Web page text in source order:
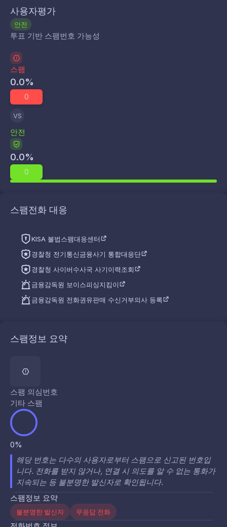
사용자평가
안전
투표 기반 스팸번호 가능성
스팸
0.0%
0
VS
안전
0.0%
0
스팸전화 대응
KISA 불법스팸대응센터
경찰청 전기통신금융사기 통합대응단
경찰청 사이버수사국 사기이력조회
금융감독원 보이스피싱지킴이
금융감독원 전화권유판매 수신거부의사 등록
스팸정보 요약
스팸 의심번호
기타 스팸
0%
해당 번호는 다수의 사용자로부터 스팸으로 신고된 번호입
니다. 전화를 받지 않거나, 연결 시 의도를 알 수 없는 통화가
지속되는 등 불분명한 발신자로 확인됩니다.
스팸정보 요약
불분명한 발신자 무응답 전화